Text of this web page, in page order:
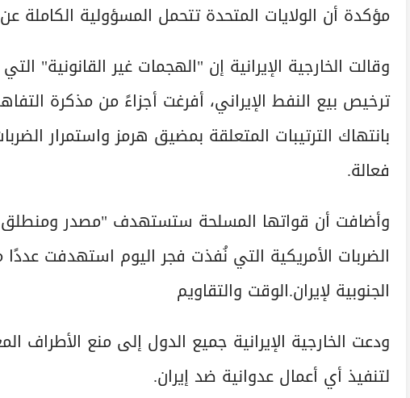
مؤكدة أن الولايات المتحدة تتحمل المسؤولية الكاملة
وقالت الخارجية الإيرانية إن "الهجمات غير القانونية"
ترخيص بيع النفط الإيراني، أفرغت أجزاءً من مذكرة
بانتهاك الترتيبات المتعلقة بمضيق هرمز واستمرار
فعالة.
وأضافت أن قواتها المسلحة ستستهدف "مصدر ومنطلق
الضربات الأمريكية التي نُفذت فجر اليوم استهدفت
الجنوبية لإيران.الوقت والتقاويم
ودعت الخارجية الإيرانية جميع الدول إلى منع الأطراف
لتنفيذ أي أعمال عدوانية ضد إيران.